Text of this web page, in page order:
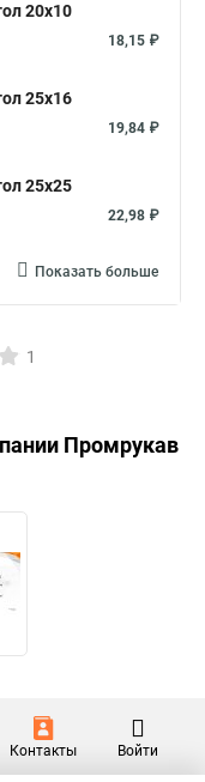
20х10
18,15 ₽
25х16
19,84 ₽
25х25
22,98 ₽
Показать больше
1
Промрукав
Контакты Войти